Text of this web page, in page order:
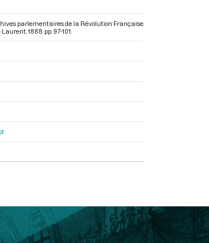
parlementaires de la Révolution Française
1888. pp. 97-101.